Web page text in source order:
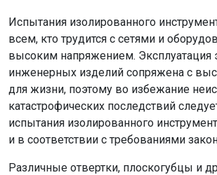
Испытания изолированного
всем, кто трудится с сетями и
высоким напряжением. Эксплуатация
инженерных изделий сопряжена с
для жизни, поэтому во избежание
катастрофических последствий
испытания изолированного
и в соответствии с требованиями
Различные отвертки, плоскогубцы и